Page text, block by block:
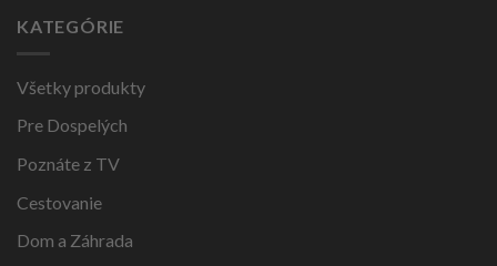
KATEGÓRIE
Všetky produkty
Pre Dospelých
Poznáte z TV
Cestovanie
Dom a Záhrada